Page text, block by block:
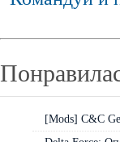
[Mods] C&C